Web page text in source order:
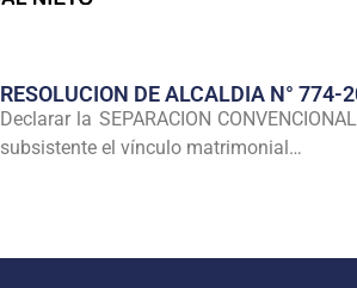
RESOLUCION DE ALCALDIA N°
Declarar la SEPARACION
subsistente el vínculo matrimonial…